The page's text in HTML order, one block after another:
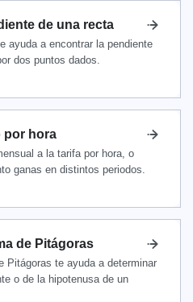
de una recta
ayuda a encontrar la pendiente
dos puntos dados.
por hora
a la tarifa por hora, o
ganas en distintos periodos.
de Pitágoras
Pitágoras te ayuda a determinar
o de la hipotenusa de un